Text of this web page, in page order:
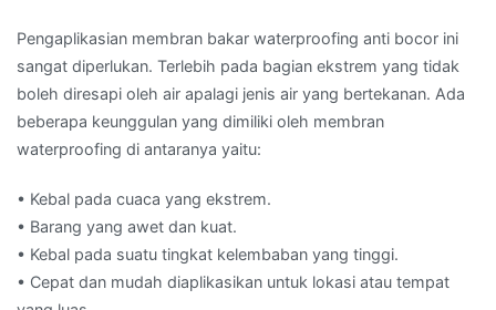
Pengaplikasian membran bakar waterproofing anti bocor ini
sangat diperlukan. Terlebih pada bagian ekstrem yang tidak
boleh diresapi oleh air apalagi jenis air yang bertekanan. Ada
beberapa keunggulan yang dimiliki oleh membran
waterproofing di antaranya yaitu:
• Kebal pada cuaca yang ekstrem.
• Barang yang awet dan kuat.
• Kebal pada suatu tingkat kelembaban yang tinggi.
• Cepat dan mudah diaplikasikan untuk lokasi atau tempat